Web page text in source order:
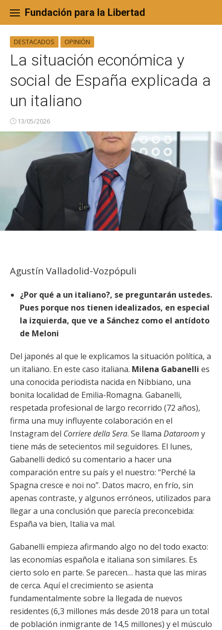
content
Fundación para la Libertad
DESTACADOS OPINIÓN
La situación económica y
social de España explicada a
un italiano
13/05/2026
Agustín Valladolid-Vozpópuli
¿Por qué a un italiano?, se preguntarán ustedes.
Pues porque nos tienen idealizados, en especial
la izquierda, que ve a Sánchez como el antídoto
de Meloni
Del japonés al que le explicamos la situación política, a
un italiano. En este caso italiana. Milena Gabanelli es
una conocida periodista nacida en Nibbiano, una
bonita localidad de Emilia-Romagna. Gabanelli,
respetada profesional de largo recorrido (72 años),
firma una muy influyente colaboración en el
Instagram del Corriere della Sera. Se llama Dataroom y
tiene más de setecientos mil seguidores. El lunes,
Gabanelli dedicó su comentario a hacer una
comparación entre su país y el nuestro: “Perché la
Spagna cresce e noi no”. Datos macro, en frío, sin
apenas contraste, y algunos erróneos, utilizados para
llegar a una conclusión que parecía preconcebida:
España va bien, Italia va mal.
Gabanelli empieza afirmando algo no del todo exacto:
las economías española e italiana son similares. Es
cierto solo en parte. Se parecen… hasta que las miras
de cerca. Aquí el crecimiento se asienta
fundamentalmente sobre la llegada de nuevos
residentes (6,3 millones más desde 2018 para un total
de población inmigrante de 14,5 millones) y el músculo